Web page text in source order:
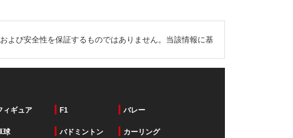
よび安全性を保証するものではありません。当該情報に基
ィギュア F1 バレー
球 バドミントン カーリング